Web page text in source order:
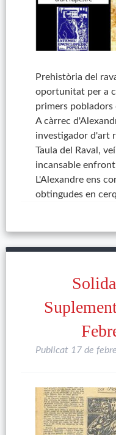
Prehistòria del
oportunitat per a
primers pobladors
A càrrec
investigador d'art
Taula del Raval,
incansable
L'Alexandre ens
obtingudes en
Publicat 17 de